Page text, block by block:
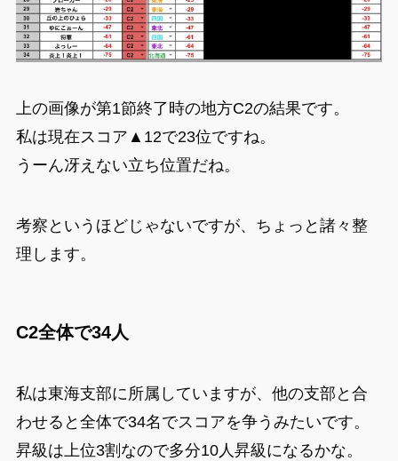
上の画像が第1節終了時の地方C2の結果です。
私は現在スコア▲12で23位ですね。
うーん冴えない立ち位置だね。
考察というほどじゃないですが、ちょっと諸々整
理します。
C2全体で34人
私は東海支部に所属していますが、他の支部と合
わせると全体で34名でスコアを争うみたいです。
昇級は上位3割なので多分10人昇級になるかな。